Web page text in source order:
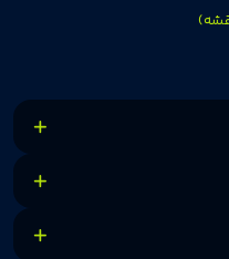
تا بهترین‌ها را برای آن‌ها فراهم